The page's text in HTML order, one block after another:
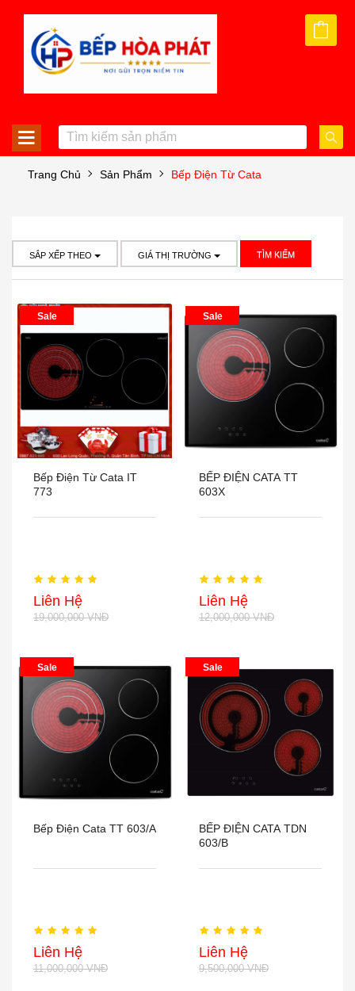
Trang Chủ Sản Phẩm Bếp Điện Từ Cata
SẮP XẾP THEO GIÁ THỊ TRƯỜNG TÌM KIẾM
Sale
Bếp Điện Từ Cata IT
773
Liên Hệ
19,000,000 VNĐ
Sale
BẾP ĐIỆN CATA TT
603X
Liên Hệ
12,000,000 VNĐ
Sale
Bếp Điện Cata TT 603/A
Liên Hệ
11,000,000 VNĐ
Sale
BẾP ĐIỆN CATA TDN
603/B
Liên Hệ
9,500,000 VNĐ